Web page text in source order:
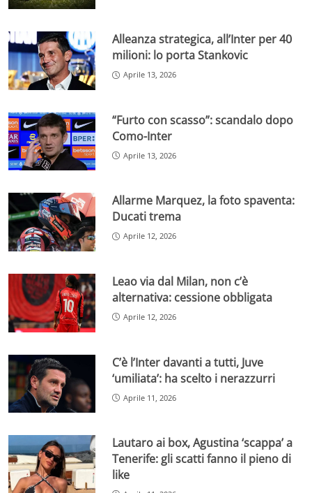
Alleanza strategica, all’Inter per 40
milioni: lo porta Stankovic
Aprile 13, 2026
“Furto con scasso”: scandalo dopo
Como-Inter
Aprile 13, 2026
Allarme Marquez, la foto spaventa:
Ducati trema
Aprile 12, 2026
Leao via dal Milan, non c’è
alternativa: cessione obbligata
Aprile 12, 2026
C’è l’Inter davanti a tutti, Juve
‘umiliata’: ha scelto i nerazzurri
Aprile 11, 2026
Lautaro ai box, Agustina ‘scappa’ a
Tenerife: gli scatti fanno il pieno di
like